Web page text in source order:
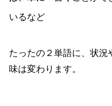
いるなど
たったの２単語に、状
味は変わります。